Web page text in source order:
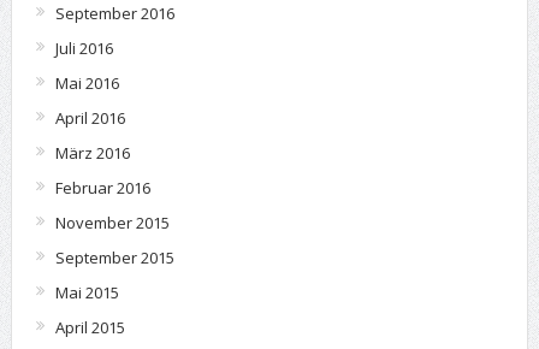
September 2016
Juli 2016
Mai 2016
April 2016
März 2016
Februar 2016
November 2015
September 2015
Mai 2015
April 2015